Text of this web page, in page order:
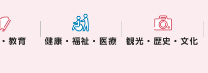
教育 健康・福祉・医療 観光・歴史・文化